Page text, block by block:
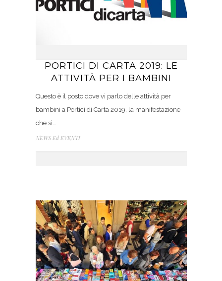
PORTICI DI CARTA 2019: LE
ATTIVITÀ PER I BAMBINI
Questo è il posto dove vi parlo delle attività per
bambini a Portici di Carta 2019, la manifestazione
che si…
NEWS Ed EVENTI